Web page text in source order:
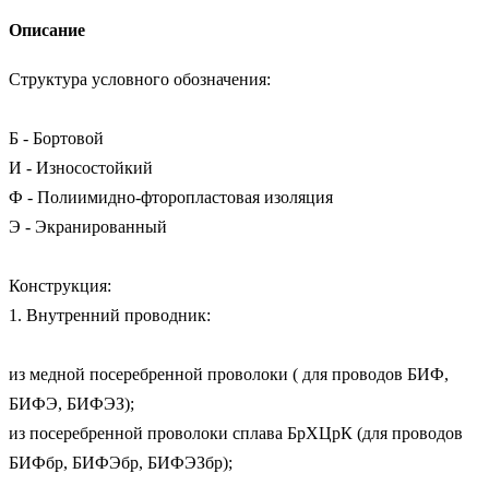
Описание
Структура условного обозначения:
Б - Бортовой
И - Износостойкий
Ф - Полиимидно-фторопластовая изоляция
Э - Экранированный
Конструкция:
1. Внутренний проводник:
из медной посеребренной проволоки ( для проводов БИФ,
БИФЭ, БИФЭЗ);
из посеребренной проволоки сплава БрХЦрК (для проводов
БИФбр, БИФЭбр, БИФЭЗбр);